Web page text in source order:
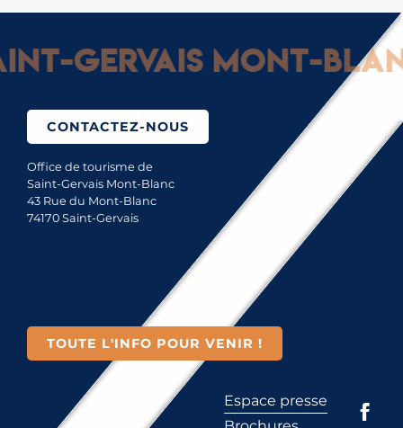
Gervais Mont-
CONTACTEZ-NOUS
Office de tourisme de
Saint-Gervais Mont-Blanc
43 Rue du Mont-Blanc
74170 Saint-Gervais
TOUTE L'INFO POUR VENIR !
Espace presse